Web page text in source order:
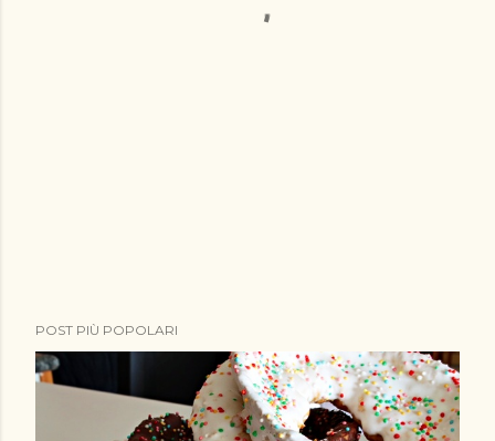
POST PIÙ POPOLARI